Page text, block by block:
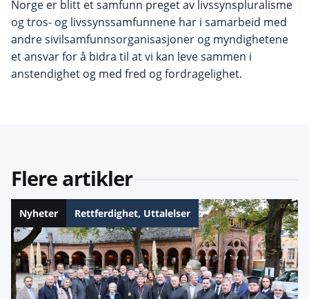
Norge er blitt et samfunn preget av livssynspluralisme
og tros- og livssynssamfunnene har i samarbeid med
andre sivilsamfunnsorganisasjoner og myndighetene
et ansvar for å bidra til at vi kan leve sammen i
anstendighet og med fred og fordragelighet.
Flere artikler
Nyheter Rettferdighet, Uttalelser